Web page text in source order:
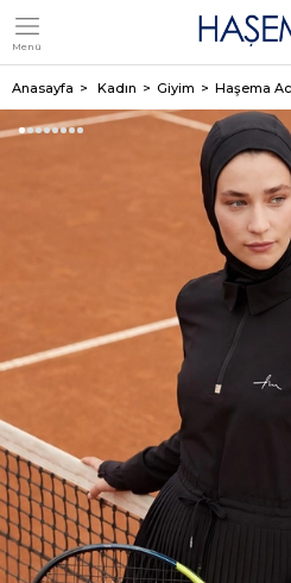
Menü
Üye Girişi
Anasayfa Kadın Giyim Haşema